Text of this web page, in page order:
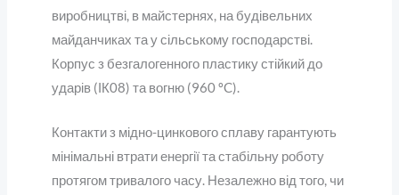
виробництві, в майстернях, на будівельних
майданчиках та у сільському господарстві.
Корпус з безгалогенного пластику стійкий до
ударів (ІК08) та вогню (960 ºC).
Контакти з мідно-цинкового сплаву гарантують
мінімальні втрати енергії та стабільну роботу
протягом тривалого часу. Незалежно від того, чи